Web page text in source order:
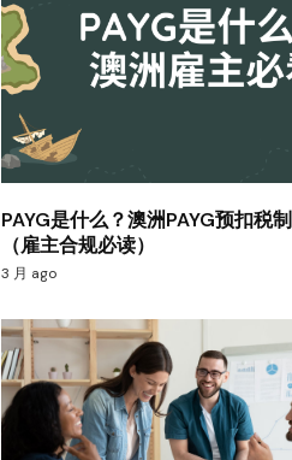
PAYG是什么？澳洲PAYG预扣税
（雇主合规必读）
3 月 ago